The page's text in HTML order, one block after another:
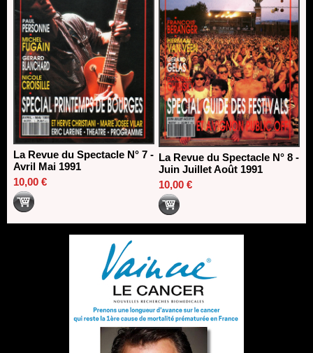
La Revue du Spectacle N° 7 -
Avril Mai 1991
10,00 €
La Revue du Spectacle N° 8 -
Juin Juillet Août 1991
10,00 €